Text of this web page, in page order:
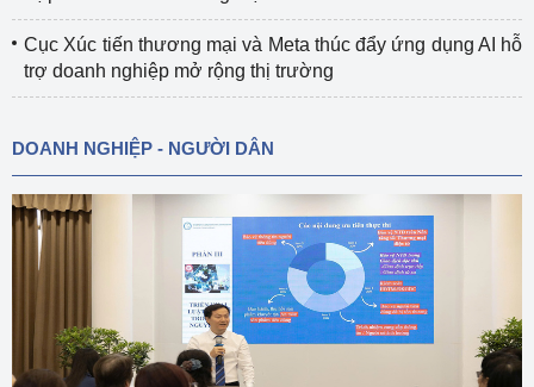
Cục Xúc tiến thương mại và Meta thúc đẩy ứng dụng AI hỗ
trợ doanh nghiệp mở rộng thị trường
DOANH NGHIỆP - NGƯỜI DÂN